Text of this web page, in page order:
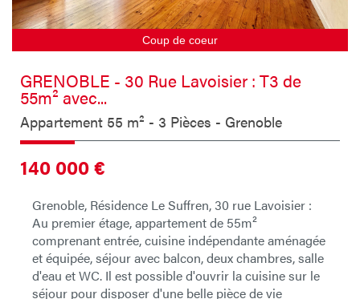
Coup de coeur
GRENOBLE - 30 Rue Lavoisier : T3 de
55m² avec...
Appartement 55 m² - 3 Pièces - Grenoble
140 000€
Grenoble, Résidence Le Suffren, 30 rue Lavoisier :
Au premier étage, appartement de 55m²
comprenant entrée, cuisine indépendante aménagée
et équipée, séjour avec balcon, deux chambres, salle
d'eau et WC. Il est possible d'ouvrir la cuisine sur le
séjour pour disposer d'une belle pièce de vie